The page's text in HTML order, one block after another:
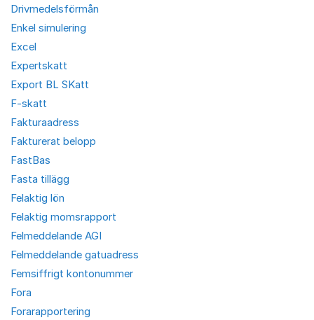
Drivmedelsförmån
Enkel simulering
Excel
Expertskatt
Export BL SKatt
F-skatt
Fakturaadress
Fakturerat belopp
FastBas
Fasta tillägg
Felaktig lön
Felaktig momsrapport
Felmeddelande AGI
Felmeddelande gatuadress
Femsiffrigt kontonummer
Fora
Forarapportering